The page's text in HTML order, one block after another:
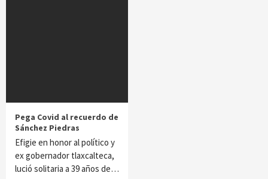
Pega Covid al recuerdo de
Sánchez Piedras
Efigie en honor al político y
ex gobernador tlaxcalteca,
lució solitaria a 39 años de…